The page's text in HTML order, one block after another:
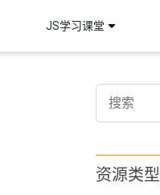
JS学习课堂
资源类型